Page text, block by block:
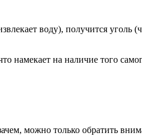
воду), получится уголь
на наличие того
можно только обратить